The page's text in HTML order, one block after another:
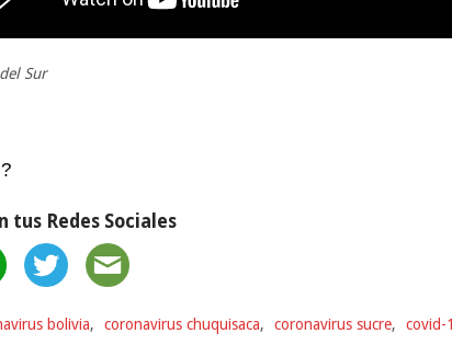
Sur
tus Redes Sociales
bolivia, coronavirus chuquisaca, coronavirus sucre, covid-